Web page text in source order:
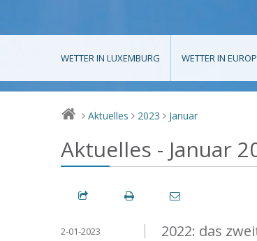
WETTER IN LUXEMBURG WETTER IN
> Aktuelles > 2023 > Januar
Aktuelles - Januar
2022: das
2-01-2023